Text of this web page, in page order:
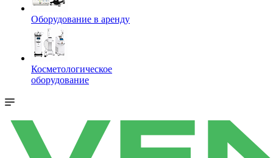
Оборудование в аренду
Косметологическое
оборудование